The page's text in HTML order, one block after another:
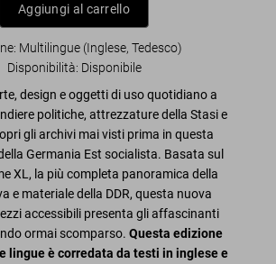
Aggiungi al carrello
Multilingue (Inglese, Tedesco)
Disponibilità: Disponibile
design e oggetti di uso quotidiano a
politiche, attrezzature della Stasi e
gli archivi mai visti prima in questa
Germania Est socialista. Basata sul
XL, la più completa panoramica della
e materiale della DDR, questa nuova
accessibili presenta gli affascinanti
ormai scomparso. Questa edizione
lingue è corredata da testi in inglese e